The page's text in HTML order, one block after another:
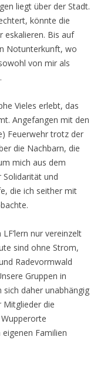
liegt über der Stadt.
könnte die
eskalieren. Bis auf
Notunterkunft, wo
von mir als
Vieles erlebt, das
Angefangen mit den
Feuerwehr trotz der
die Nachbarn, die
mich aus dem
Solidarität und
die ich seither mit
nur vereinzelt
sind ohne Strom,
Radevormwald
Gruppen in
daher unabhängig
Mitglieder die
Familien